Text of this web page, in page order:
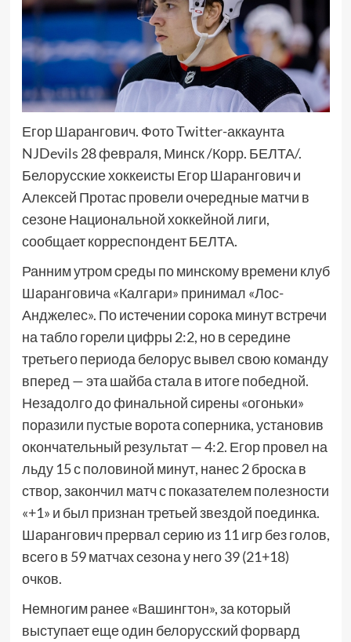
Егор Шарангович. Фото Twitter-аккаунта
NJDevils 28 февраля, Минск /Корр. БЕЛТА/.
Белорусские хоккеисты Егор Шарангович и
Алексей Протас провели очередные матчи в
сезоне Национальной хоккейной лиги,
сообщает корреспондент БЕЛТА.
Ранним утром среды по минскому времени клуб
Шаранговича «Калгари» принимал «Лос-
Анджелес». По истечении сорока минут встречи
на табло горели цифры 2:2, но в середине
третьего периода белорус вывел свою команду
вперед — эта шайба стала в итоге победной.
Незадолго до финальной сирены «огоньки»
поразили пустые ворота соперника, установив
окончательный результат — 4:2. Егор провел на
льду 15 с половиной минут, нанес 2 броска в
створ, закончил матч с показателем полезности
«+1» и был признан третьей звездой поединка.
Шарангович прервал серию из 11 игр без голов,
всего в 59 матчах сезона у него 39 (21+18)
очков.
Немногим ранее «Вашингтон», за который
выступает еще один белорусский форвард